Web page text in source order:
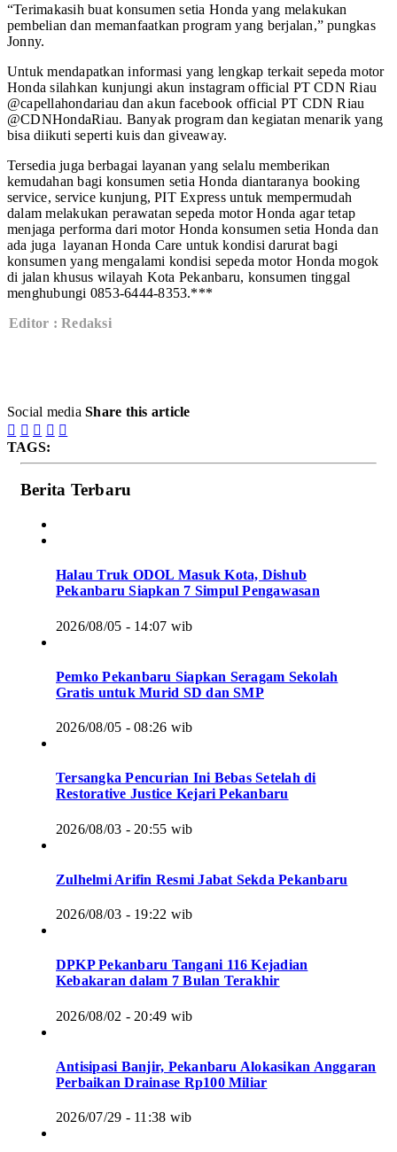
“Terimakasih buat konsumen setia Honda yang melakukan
pembelian dan memanfaatkan program yang berjalan,” pungkas
Jonny.
Untuk mendapatkan informasi yang lengkap terkait sepeda motor
Honda silahkan kunjungi akun instagram official PT CDN Riau
@capellahondariau dan akun facebook official PT CDN Riau
@CDNHondaRiau. Banyak program dan kegiatan menarik yang
bisa diikuti seperti kuis dan giveaway.
Tersedia juga berbagai layanan yang selalu memberikan
kemudahan bagi konsumen setia Honda diantaranya booking
service, service kunjung, PIT Express untuk mempermudah
dalam melakukan perawatan sepeda motor Honda agar tetap
menjaga performa dari motor Honda konsumen setia Honda dan
ada juga layanan Honda Care untuk kondisi darurat bagi
konsumen yang mengalami kondisi sepeda motor Honda mogok
di jalan khusus wilayah Kota Pekanbaru, konsumen tinggal
menghubungi 0853-6444-8353.***
Editor : Redaksi
Social media Share this article
    
TAGS:
Berita Terbaru
Halau Truk ODOL Masuk Kota, Dishub
Pekanbaru Siapkan 7 Simpul Pengawasan
2026/08/05 - 14:07 wib
Pemko Pekanbaru Siapkan Seragam Sekolah
Gratis untuk Murid SD dan SMP
2026/08/05 - 08:26 wib
Tersangka Pencurian Ini Bebas Setelah di
Restorative Justice Kejari Pekanbaru
2026/08/03 - 20:55 wib
Zulhelmi Arifin Resmi Jabat Sekda Pekanbaru
2026/08/03 - 19:22 wib
DPKP Pekanbaru Tangani 116 Kejadian
Kebakaran dalam 7 Bulan Terakhir
2026/08/02 - 20:49 wib
Antisipasi Banjir, Pekanbaru Alokasikan Anggaran
Perbaikan Drainase Rp100 Miliar
2026/07/29 - 11:38 wib